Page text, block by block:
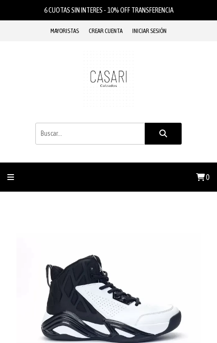
6 CUOTAS SIN INTERES - 10% OFF TRANSFERENCIA
MAYORISTAS CREAR CUENTA INICIAR SESIÓN
0